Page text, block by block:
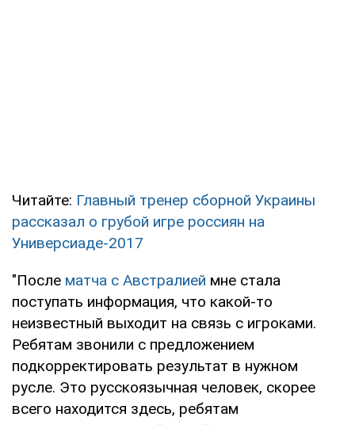
Читайте: Главный тренер сборной Украины
рассказал о грубой игре россиян на
Универсиаде-2017
"После матча с Австралией мне стала
поступать информация, что какой-то
неизвестный выходит на связь с игроками.
Ребятам звонили с предложением
подкорректировать результат в нужном
русле. Это русскоязычная человек, скорее
всего находится здесь, ребятам